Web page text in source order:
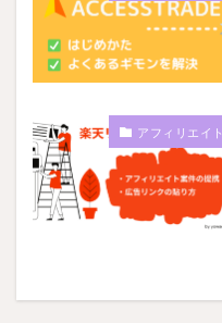
アフィリエイト